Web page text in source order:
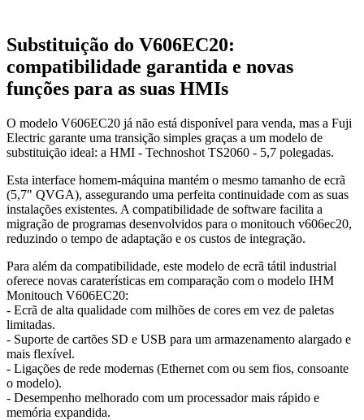
Substituição do V606EC20:
compatibilidade garantida e novas
funções para as suas HMIs
O modelo V606EC20 já não está disponível para venda, mas a Fuji
Electric garante uma transição simples graças a um modelo de
substituição ideal: a HMI - Technoshot TS2060 - 5,7 polegadas.
Esta interface homem-máquina mantém o mesmo tamanho de ecrã
(5,7" QVGA), assegurando uma perfeita continuidade com as suas
instalações existentes. A compatibilidade de software facilita a
migração de programas desenvolvidos para o monitouch v606ec20,
reduzindo o tempo de adaptação e os custos de integração.
Para além da compatibilidade, este modelo de ecrã tátil industrial
oferece novas caraterísticas em comparação com o modelo IHM
Monitouch V606EC20:
- Ecrã de alta qualidade com milhões de cores em vez de paletas
limitadas.
- Suporte de cartões SD e USB para um armazenamento alargado e
mais flexível.
- Ligações de rede modernas (Ethernet com ou sem fios, consoante
o modelo).
- Desempenho melhorado com um processador mais rápido e
memória expandida.